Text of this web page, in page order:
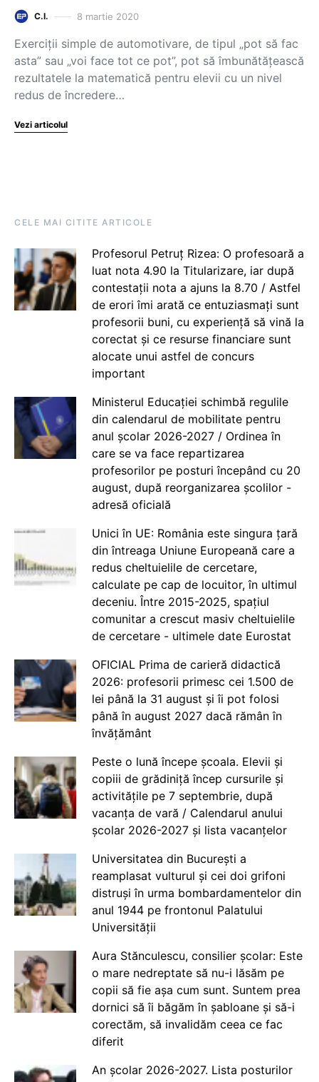
C.I. 8 martie 2020
Exerciții simple de automotivare, de tipul „pot să fac
asta” sau „voi face tot ce pot”, pot să îmbunătățească
rezultatele la matematică pentru elevii cu un nivel
redus de încredere…
Vezi articolul
CELE MAI CITITE ARTICOLE
Profesorul Petruț Rizea: O profesoară a
luat nota 4.90 la Titularizare, iar după
contestații nota a ajuns la 8.70 / Astfel
de erori îmi arată ce entuziasmați sunt
profesorii buni, cu experiență să vină la
corectat și ce resurse financiare sunt
alocate unui astfel de concurs
important
Ministerul Educației schimbă regulile
din calendarul de mobilitate pentru
anul școlar 2026-2027 / Ordinea în
care se va face repartizarea
profesorilor pe posturi începând cu 20
august, după reorganizarea școlilor -
adresă oficială
Unici în UE: România este singura țară
din întreaga Uniune Europeană care a
redus cheltuielile de cercetare,
calculate pe cap de locuitor, în ultimul
deceniu. Între 2015-2025, spațiul
comunitar a crescut masiv cheltuielile
de cercetare - ultimele date Eurostat
OFICIAL Prima de carieră didactică
2026: profesorii primesc cei 1.500 de
lei până la 31 august și îi pot folosi
până în august 2027 dacă rămân în
învățământ
Peste o lună începe școala. Elevii și
copiii de grădiniță încep cursurile și
activitățile pe 7 septembrie, după
vacanța de vară / Calendarul anului
școlar 2026-2027 și lista vacanțelor
Universitatea din București a
reamplasat vulturul și cei doi grifoni
distruși în urma bombardamentelor din
anul 1944 pe frontonul Palatului
Universității
Aura Stănculescu, consilier școlar: Este
o mare nedreptate să nu-i lăsăm pe
copii să fie așa cum sunt. Suntem prea
dornici să îi băgăm în șabloane și să-i
corectăm, să invalidăm ceea ce fac
diferit
An școlar 2026-2027. Lista posturilor